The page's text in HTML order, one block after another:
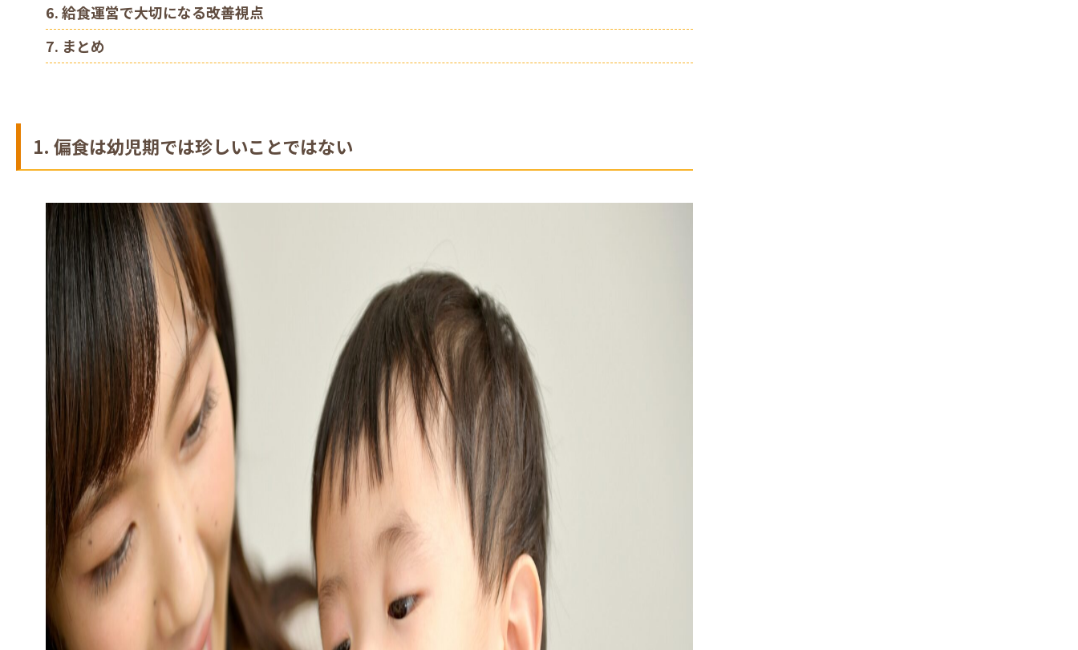
6. 給食運営で大切になる改善視点
7. まとめ
1. 偏食は幼児期では珍しいことではない